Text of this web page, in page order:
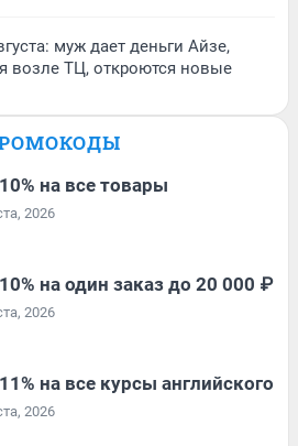
муж дает деньги Айзе,
возле ТЦ, откроются новые
на все товары
2026
на один заказ до 20 000 ₽
2026
на все курсы английского
2026